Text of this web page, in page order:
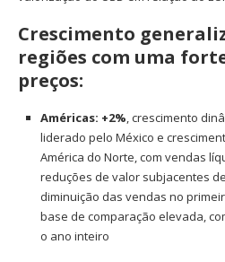
Crescimento
regiões com uma
preços:
Américas: +2%, crescimento
liderado pelo México e
América do Norte, com vendas
reduções de valor subjacentes
diminuição das vendas no
base de comparação elevada,
o ano inteiro